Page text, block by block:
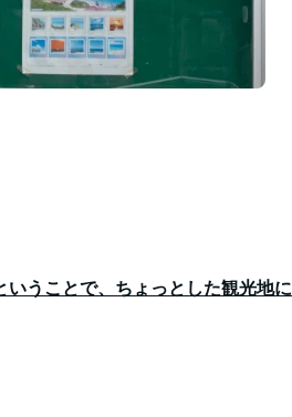
うことで、ちょっとした観光地に